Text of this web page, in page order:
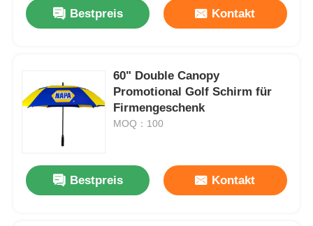
Bestpreis Kontakt
60" Double Canopy
Promotional Golf Schirm für
Firmengeschenk
MOQ：100
Bestpreis Kontakt